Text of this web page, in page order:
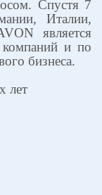
Спустя 7
Италии,
является
и по
бизнеса.
лет